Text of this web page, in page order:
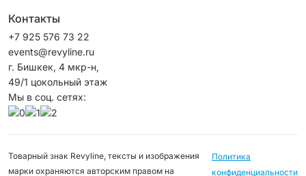
Контакты
+7 925 576 73 22
events@revyline.ru
г. Бишкек, 4 мкр-н,
49/1 цокольный этаж
Мы в соц. сетях:
Товарный знак Revyline, тексты и изображения
марки охраняются авторским правом на
Политика
конфиденциальности